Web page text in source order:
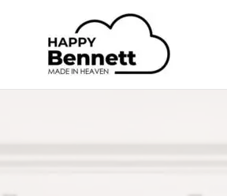
contenido